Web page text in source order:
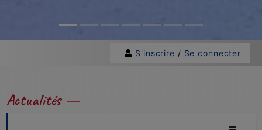
S'inscrire / Se connecter
Actualités